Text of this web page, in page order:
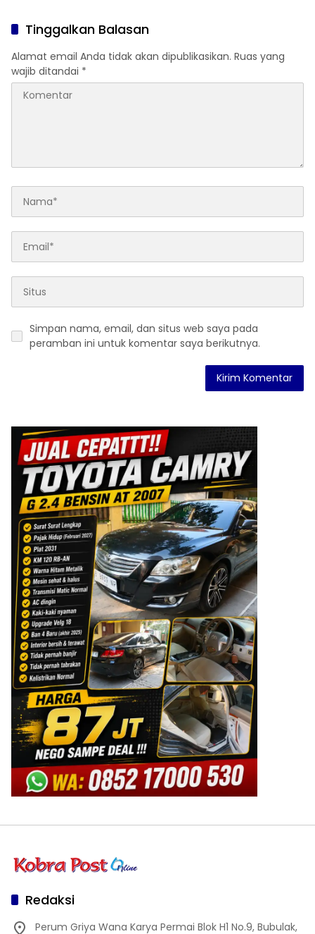
Tinggalkan Balasan
Alamat email Anda tidak akan dipublikasikan. Ruas yang
wajib ditandai *
Simpan nama, email, dan situs web saya pada
peramban ini untuk komentar saya berikutnya.
Redaksi
Perum Griya Wana Karya Permai Blok H1 No.9, Bubulak,